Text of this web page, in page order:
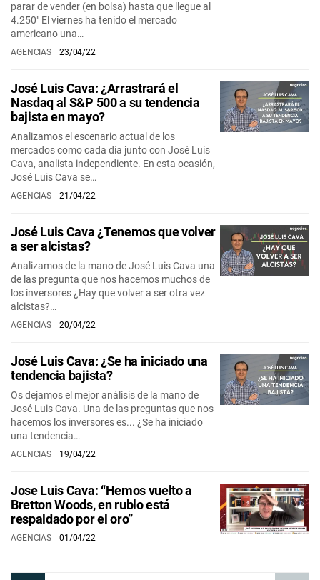
parar de vender (en bolsa) hasta que llegue al
4.250" El viernes ha tenido el mercado
americano una…
AGENCIAS 23/04/22
José Luis Cava: ¿Arrastrará el
Nasdaq al S&P 500 a su tendencia
bajista en mayo?
Analizamos el escenario actual de los
mercados como cada día junto con José Luis
Cava, analista independiente. En esta ocasión,
José Luis Cava se…
AGENCIAS 21/04/22
José Luis Cava ¿Tenemos que volver
a ser alcistas?
Analizamos de la mano de José Luis Cava una
de las pregunta que nos hacemos muchos de
los inversores ¿Hay que volver a ser otra vez
alcistas?…
AGENCIAS 20/04/22
José Luis Cava: ¿Se ha iniciado una
tendencia bajista?
Os dejamos el mejor análisis de la mano de
José Luis Cava. Una de las preguntas que nos
hacemos los inversores es... ¿Se ha iniciado
una tendencia…
AGENCIAS 19/04/22
Jose Luis Cava: “Hemos vuelto a
Bretton Woods, en rublo está
respaldado por el oro”
AGENCIAS 01/04/22